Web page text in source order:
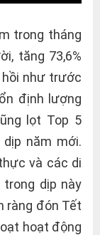
trong tháng
tăng 73,6%
hồi như trước
định lượng
lọt Top 5
năm mới.
và các di
dịp này
ràng đón Tết
hoạt động